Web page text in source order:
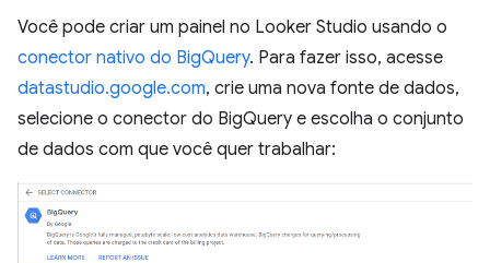
Você pode criar um painel no Looker Studio usando o
conector nativo do BigQuery. Para fazer isso, acesse
datastudio.google.com, crie uma nova fonte de dados,
selecione o conector do BigQuery e escolha o conjunto
de dados com que você quer trabalhar: